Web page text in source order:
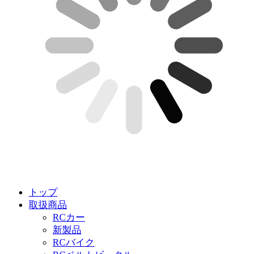
トップ
取扱商品
RCカー
新製品
RCバイク